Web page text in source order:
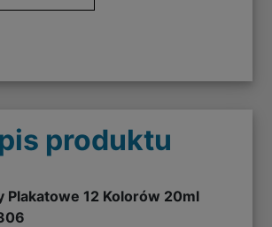
produktu
Plakatowe 12 Kolorów 20ml